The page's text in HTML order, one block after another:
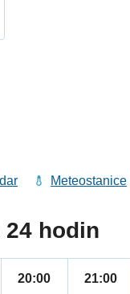
Meteostanice
hodin
20:00 21:00